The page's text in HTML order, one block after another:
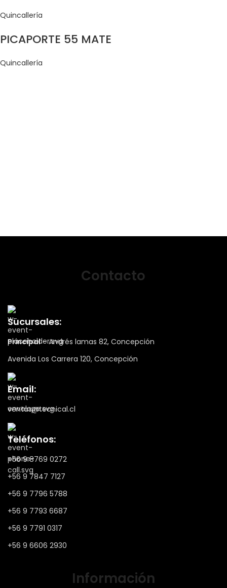
Quincallería
PICAPORTE 55 MATE
Quincallería
Contacto
Sucursales:
Principal- Andrés lamas 82, Concepción
Avenida Los Carrera 120, Concepción
Email:
ventas@tecnical.cl
Teléfonos:
+56 9 8769 0272
+56 9 7847 7127
+56 9 7796 5788
+56 9 7793 6687
+56 9 7791 0317
+56 9 6606 2930
Información